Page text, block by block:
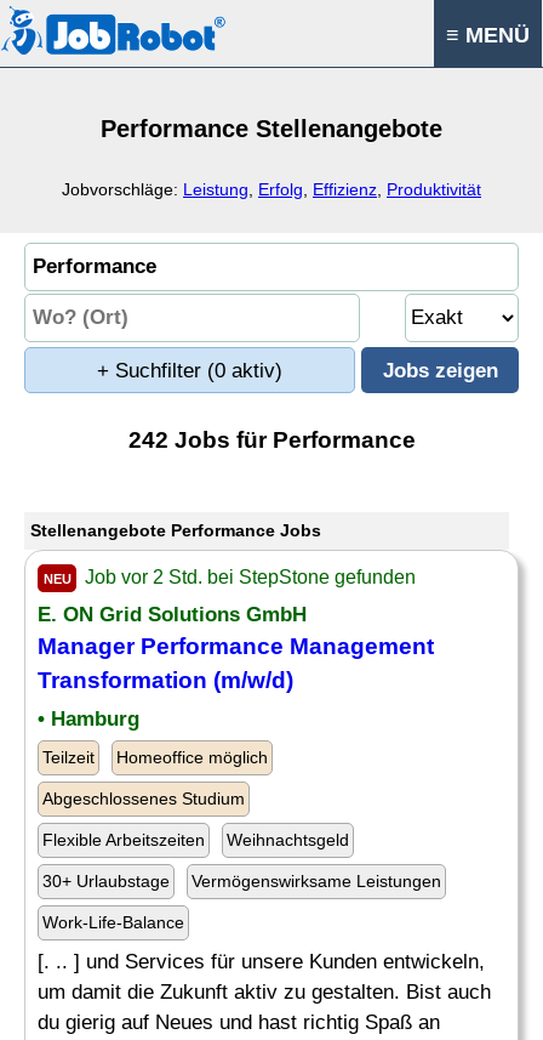
≡ MENÜ
Performance Stellenangebote
Jobvorschläge: Leistung Erfolg Effizienz Produktivität
+ Suchfilter (0 aktiv)
242 Jobs für Performance
Stellenangebote Performance Jobs
NEU Job vor 2 Std. bei StepStone gefunden
E. ON Grid Solutions GmbH
Manager Performance Management
Transformation (m/w/d)
• Hamburg
Teilzeit Homeoffice möglich
Abgeschlossenes Studium
Flexible Arbeitszeiten Weihnachtsgeld
30+ Urlaubstage Vermögenswirksame Leistungen
Work-Life-Balance
[. .. ] und Services für unsere Kunden entwickeln,
um damit die Zukunft aktiv zu gestalten. Bist auch
du gierig auf Neues und hast richtig Spaß an